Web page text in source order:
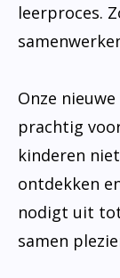
leerproces.
Onze
prachtig
kinderen
ontdekken
nodigt uit
samen